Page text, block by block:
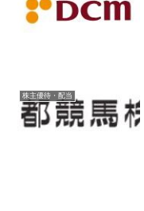
株主優待・配当